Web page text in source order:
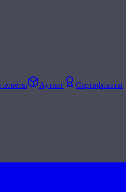
Аутлет
Сертификаты